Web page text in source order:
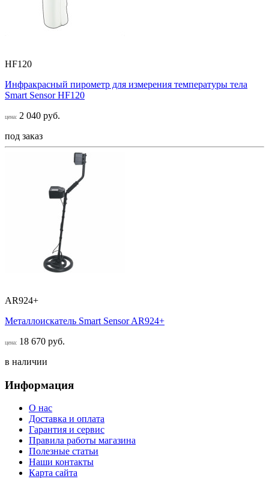
HF120
Инфракрасный пирометр для измерения температуры тела
Smart Sensor НF120
цена: 2 040 руб.
под заказ
AR924+
Металлоискатель Smart Sensor AR924+
цена: 18 670 руб.
в наличии
Информация
О нас
Доставка и оплата
Гарантия и сервис
Правила работы магазина
Полезные статьи
Наши контакты
Карта сайта